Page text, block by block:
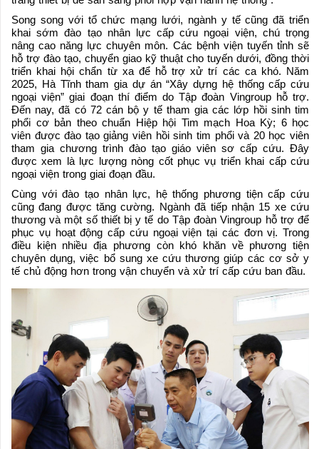
Song song với tổ chức mạng lưới, ngành y tế cũng đã triển
khai sớm đào tạo nhân lực cấp cứu ngoại viện, chú trọng
nâng cao năng lực chuyên môn. Các bệnh viện tuyến tỉnh sẽ
hỗ trợ đào tạo, chuyển giao kỹ thuật cho tuyến dưới, đồng thời
triển khai hội chẩn từ xa để hỗ trợ xử trí các ca khó. Năm
2025, Hà Tĩnh tham gia dự án “Xây dựng hệ thống cấp cứu
ngoại viện” giai đoạn thí điểm do Tập đoàn Vingroup hỗ trợ.
Đến nay, đã có 72 cán bộ y tế tham gia các lớp hồi sinh tim
phổi cơ bản theo chuẩn Hiệp hội Tim mạch Hoa Kỳ; 6 học
viên được đào tạo giảng viên hồi sinh tim phổi và 20 học viên
tham gia chương trình đào tạo giáo viên sơ cấp cứu. Đây
được xem là lực lượng nòng cốt phục vụ triển khai cấp cứu
ngoại viện trong giai đoạn đầu.
Cùng với đào tạo nhân lực, hệ thống phương tiện cấp cứu
cũng đang được tăng cường. Ngành đã tiếp nhận 15 xe cứu
thương và một số thiết bị y tế do Tập đoàn Vingroup hỗ trợ để
phục vụ hoạt động cấp cứu ngoại viện tại các đơn vị. Trong
điều kiện nhiều địa phương còn khó khăn về phương tiện
chuyên dụng, việc bổ sung xe cứu thương giúp các cơ sở y
tế chủ động hơn trong vận chuyển và xử trí cấp cứu ban đầu.